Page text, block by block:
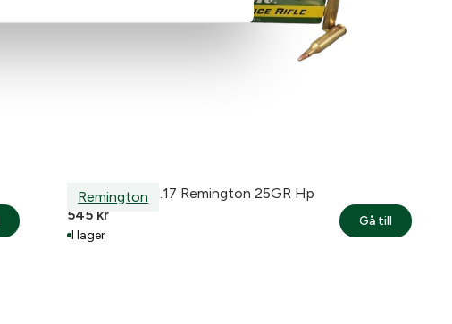
Remington
Remington Kal.17 Remington 25GR Hp
545 kr
I lager
Gå till